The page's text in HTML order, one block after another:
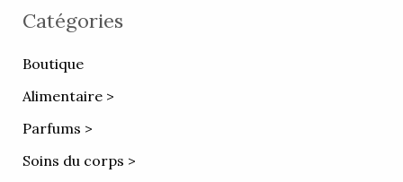
Catégories
Boutique
Alimentaire >
Parfums >
Soins du corps >